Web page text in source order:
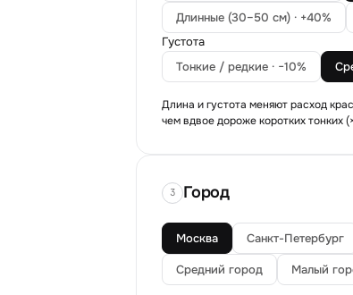
Длинные (30–50 см) · +40%
Густота
Тонкие / редкие · −10%
Длина и густота меняют расход
чем вдвое дороже коротких тонких
3 Город
Москва Санкт-Петербург
Средний город Малый